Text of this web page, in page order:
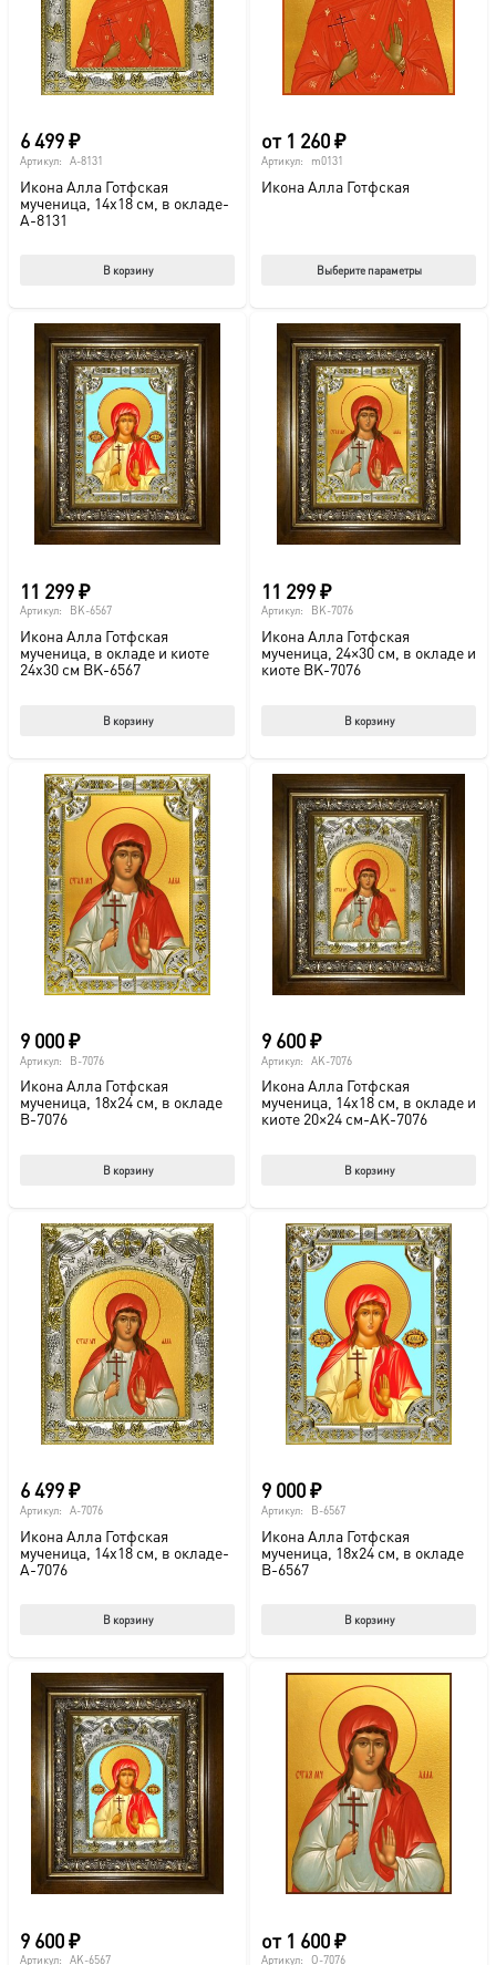
6 499₽
Артикул: A-8131
Икона Алла Готфская
мученица, 14х18 см, в окладе-
A-8131
В корзину
от 1 260₽
Артикул: m0131
Икона Алла Готфская
Выберите параметры
11 299₽
Артикул: BK-6567
Икона Алла Готфская
мученица, в окладе и киоте
24х30 см BK-6567
В корзину
11 299₽
Артикул: BK-7076
Икона Алла Готфская
мученица, 24×30 см, в окладе и
киоте BK-7076
В корзину
9 000₽
Артикул: B-7076
Икона Алла Готфская
мученица, 18х24 см, в окладе
B-7076
В корзину
9 600₽
Артикул: AK-7076
Икона Алла Готфская
мученица, 14х18 см, в окладе и
киоте 20×24 см-AK-7076
В корзину
6 499₽
Артикул: A-7076
Икона Алла Готфская
мученица, 14х18 см, в окладе-
A-7076
В корзину
9 000₽
Артикул: B-6567
Икона Алла Готфская
мученица, 18х24 см, в окладе
B-6567
В корзину
9 600₽
Артикул: AK-6567
от 1 600₽
Артикул: O-7076